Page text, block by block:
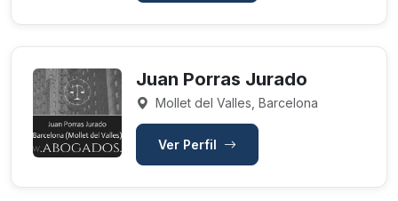
Juan Porras Jurado
Mollet del Valles, Barcelona
Ver Perfil